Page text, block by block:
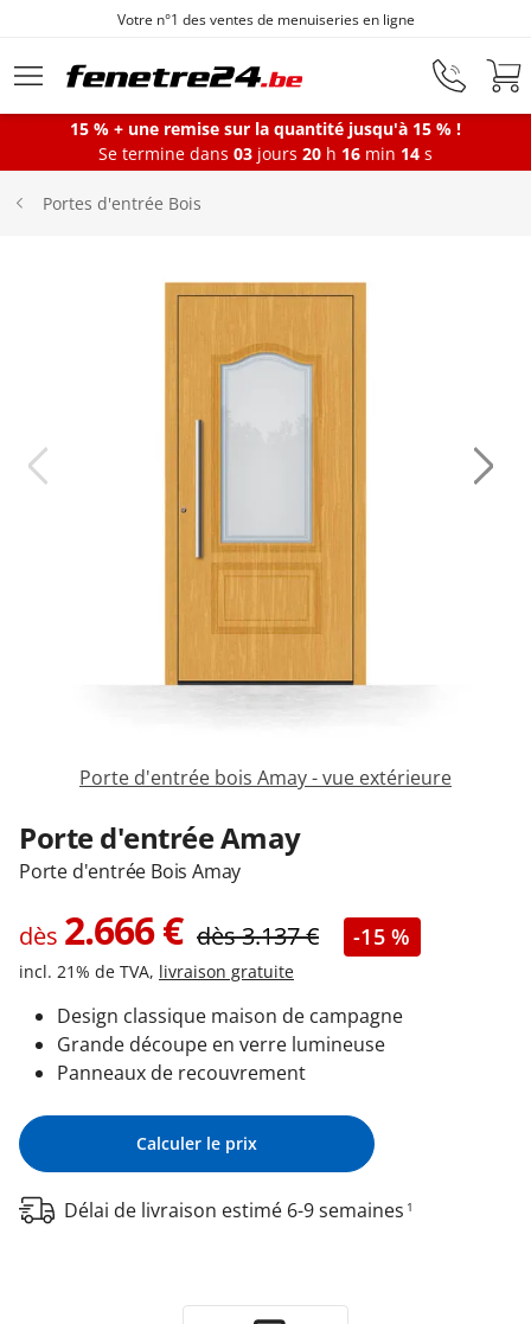
Aller au contenu principal
Votre n°1 des ventes de menuiseries en ligne
Fenêtres
Portes d'entrée
Protections solaires
Garages & Carports
Conseils gratuits
15 % + une remise sur la quantité jusqu'à 15 % !
Se termine dans 03 jours 20 h 16 min 14 s
Portes d'entrée Bois
Porte d'entrée bois Amay - vue extérieure
Porte d'entrée Amay
Porte d'entrée Bois Amay
dès 2.666€ dès3.137€ -15 %
incl. 21% de TVA, livraison gratuite
Design classique maison de campagne
Grande découpe en verre lumineuse
Panneaux de recouvrement
Calculer le prix
Délai de livraison estimé 6-9 semaines 1